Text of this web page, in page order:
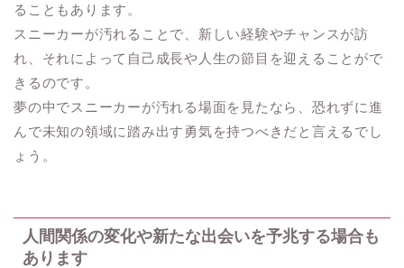
ることもあります。
スニーカーが汚れることで、新しい経験やチャンスが訪
れ、それによって自己成長や人生の節目を迎えることがで
きるのです。
夢の中でスニーカーが汚れる場面を見たなら、恐れずに進
んで未知の領域に踏み出す勇気を持つべきだと言えるでし
ょう。
人間関係の変化や新たな出会いを予兆する場合も
あります